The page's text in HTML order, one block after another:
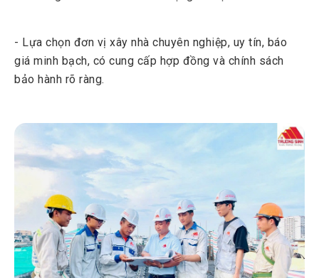
- Lựa chọn đơn vị xây nhà chuyên nghiệp, uy tín, báo
giá minh bạch, có cung cấp hợp đồng và chính sách
bảo hành rõ ràng.